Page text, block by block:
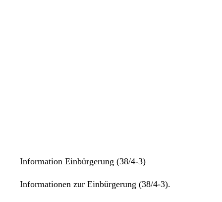
Information Einbürgerung (38/4-3)
Informationen zur Einbürgerung (38/4-3).